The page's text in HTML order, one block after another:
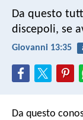
Da questo
discepoli, se
Giovanni 13:35
Da questo